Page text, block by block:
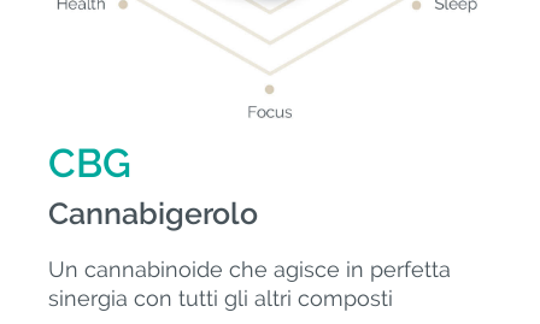
CBG
Cannabigerolo
Un cannabinoide che agisce in perfetta
sinergia con tutti gli altri composti